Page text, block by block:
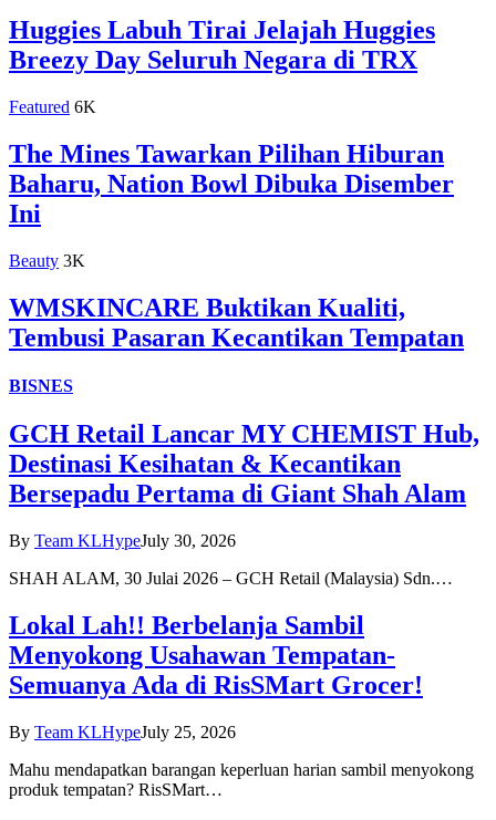
Huggies Labuh Tirai Jelajah Huggies
Breezy Day Seluruh Negara di TRX
Featured 6K
The Mines Tawarkan Pilihan Hiburan
Baharu, Nation Bowl Dibuka Disember
Ini
Beauty 3K
WMSKINCARE Buktikan Kualiti,
Tembusi Pasaran Kecantikan Tempatan
BISNES
GCH Retail Lancar MY CHEMIST Hub,
Destinasi Kesihatan & Kecantikan
Bersepadu Pertama di Giant Shah Alam
By Team KLHypeJuly 30, 2026
SHAH ALAM, 30 Julai 2026 – GCH Retail (Malaysia) Sdn.…
Lokal Lah!! Berbelanja Sambil
Menyokong Usahawan Tempatan-
Semuanya Ada di RisSMart Grocer!
By Team KLHypeJuly 25, 2026
Mahu mendapatkan barangan keperluan harian sambil menyokong
produk tempatan? RisSMart…